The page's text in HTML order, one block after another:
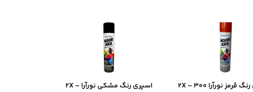
اسپری رنگ قرمز نورآرا ۲X – ۳۰۰
اسپری رنگ مشکی نورآرا ۲X –